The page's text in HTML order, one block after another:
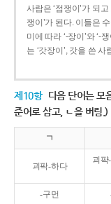
사람은 ‘점쟁이’가 되
쟁이’가 된다. 이들은
미에 따라 ‘-장이’와 ‘-
는 ‘갓장이’, 갓을 쓴
제10항 다음 단어는 모
준어로 삼고, ㄴ을 버림.)
ㄱ
괴팍-하다
괴퍅
-구먼